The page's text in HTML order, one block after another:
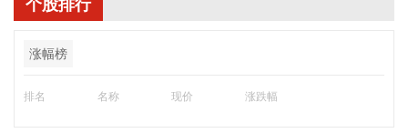
个股排行
涨幅榜
排名 名称 现价 涨跌幅